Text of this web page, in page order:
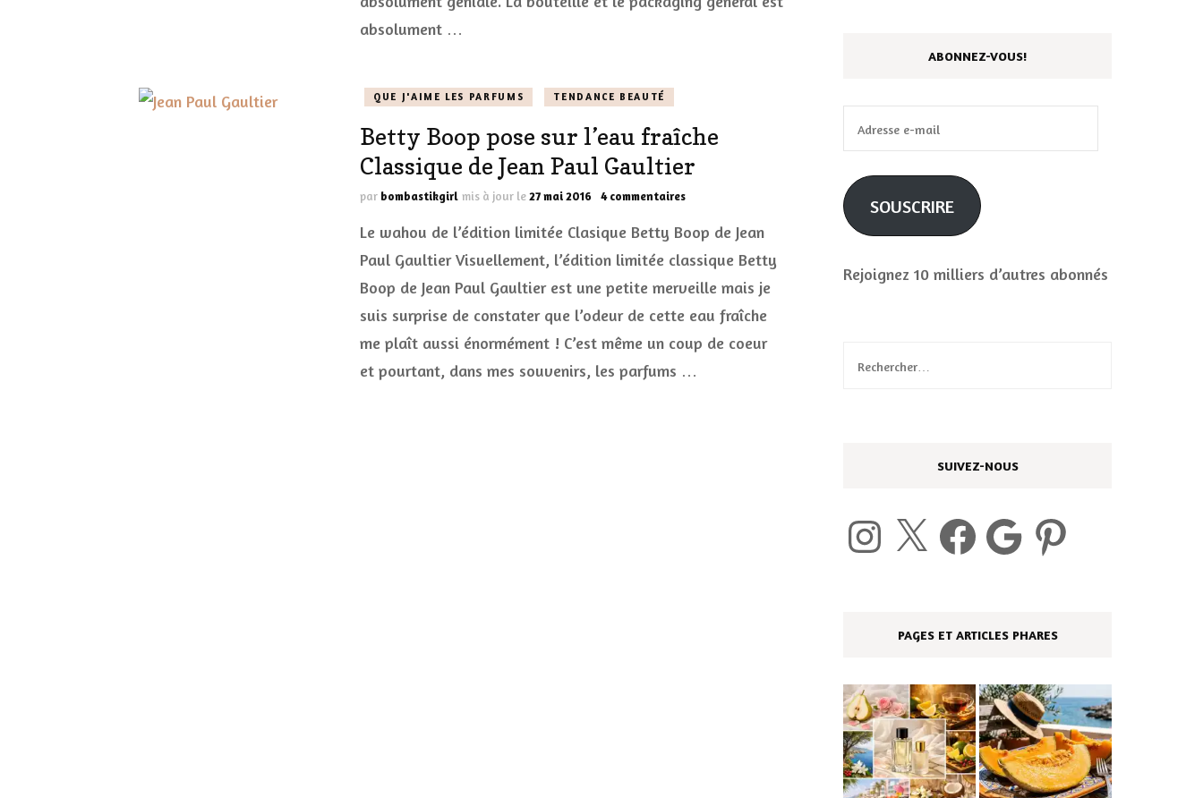
rentrée
absolument …
QUE J'AIME LES PARFUMS TENDANCE BEAUTÉ
Betty Boop pose sur l’eau fraîche
Classique de Jean Paul Gaultier
par bombastikgirl mis à jour le27 mai 2016 4 commentairessur
Boop
sur
l’eau
Classique
de
Jean
Paul
Le wahou de l’édition limitée Clasique Betty Boop de Jean
Paul Gaultier Visuellement, l’édition limitée classique Betty
Boop de Jean Paul Gaultier est une petite merveille mais je
suis surprise de constater que l’odeur de cette eau fraîche
me plaît aussi énormément ! C’est même un coup de coeur
et pourtant, dans mes souvenirs, les parfums …
ABONNEZ-VOUS!
e-
mail
SOUSCRIRE
Rejoignez 10 milliers d’autres abonnés
Rechercher :
SUIVEZ-NOUS
Instagram Facebook Google Pinterest
PAGES ET ARTICLES PHARES